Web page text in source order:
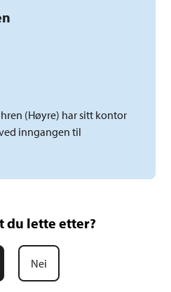
(Høyre) har sitt kontor
inngangen til
du lette etter?
Nei